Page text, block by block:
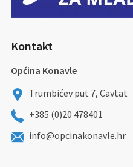
Kontakt
Općina Konavle
Trumbićev put 7, Cavtat
+385 (0)20 478401
info@opcinakonavle.hr